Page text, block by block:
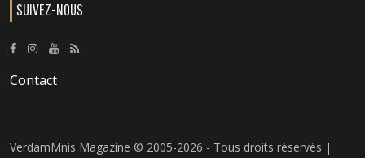
SUIVEZ-NOUS
Contact
VerdamMnis Magazine © 2005-2026 - Tous droits réservés |